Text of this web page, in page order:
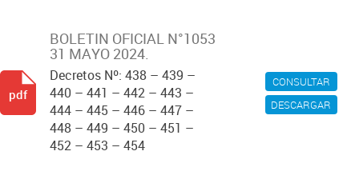
CONSULTAR
DESCARGAR
BOLETIN OFICIAL N°1053
31 MAYO 2024.
Decretos Nº: 438 – 439 –
440 – 441 – 442 – 443 –
444 – 445 – 446 – 447 –
448 – 449 – 450 – 451 –
452 – 453 – 454
pdf